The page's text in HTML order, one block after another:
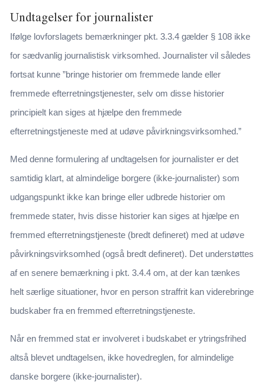
Undtagelser for journalister
Ifølge lovforslagets bemærkninger pkt. 3.3.4 gælder § 108 ikke
for sædvanlig journalistisk virksomhed. Journalister vil således
fortsat kunne ”bringe historier om fremmede lande eller
fremmede efterretningstjenester, selv om disse historier
principielt kan siges at hjælpe den fremmede
efterretningstjeneste med at udøve påvirkningsvirksomhed.”
Med denne formulering af undtagelsen for journalister er det
samtidig klart, at almindelige borgere (ikke-journalister) som
udgangspunkt ikke kan bringe eller udbrede historier om
fremmede stater, hvis disse historier kan siges at hjælpe en
fremmed efterretningstjeneste (bredt defineret) med at udøve
påvirkningsvirksomhed (også bredt defineret). Det understøttes
af en senere bemærkning i pkt. 3.4.4 om, at der kan tænkes
helt særlige situationer, hvor en person straffrit kan viderebringe
budskaber fra en fremmed efterretningstjeneste.
Når en fremmed stat er involveret i budskabet er ytringsfrihed
altså blevet undtagelsen, ikke hovedreglen, for almindelige
danske borgere (ikke-journalister).